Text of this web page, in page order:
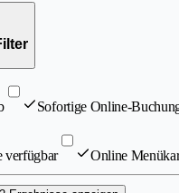
Sofortige Online-
verfügbar Online